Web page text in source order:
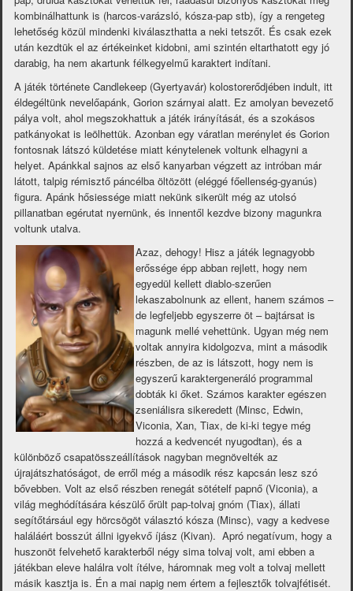
kombinálhattunk is (harcos-varázsló, kósza-pap stb), így a rengeteg
lehetőség közül mindenki kiválaszthatta a neki tetszőt. És csak ezek
után kezdtük el az értékeinket kidobni, ami szintén eltarthatott egy jó
darabig, ha nem akartunk félkegyelmű karaktert indítani.
A játék története Candlekeep (Gyertyavár) kolostorerődjében indult, itt
éldegéltünk nevelőapánk, Gorion szárnyai alatt. Ez amolyan bevezető
pálya volt, ahol megszokhattuk a játék irányítását, és a szokásos
patkányokat is leölhettük. Azonban egy váratlan merénylet és Gorion
fontosnak látszó küldetése miatt kénytelenek voltunk elhagyni a
helyet. Apánkkal sajnos az első kanyarban végzett az intróban már
látott, talpig rémisztő páncélba öltözött (eléggé főellenség-gyanús)
figura. Apánk hősiessége miatt nekünk sikerült még az utolsó
pillanatban egérutat nyernünk, és innentől kezdve bizony magunkra
voltunk utalva.
Azaz, dehogy! Hisz a játék legnagyobb
erőssége épp abban rejlett, hogy nem
egyedül kellett diablo-szerűen
lekaszabolnunk az ellent, hanem számos –
de legfeljebb egyszerre öt – bajtársat is
magunk mellé vehettünk. Ugyan még nem
voltak annyira kidolgozva, mint a második
részben, de az is látszott, hogy nem is
egyszerű karaktergeneráló programmal
dobták ki őket. Számos karakter egészen
zseniálisra sikeredett (Minsc, Edwin,
Viconia, Xan, Tiax, de ki-ki tegye még
hozzá a kedvencét nyugodtan), és a
különböző csapatösszeállítások nagyban megnövelték az
újrajátszhatóságot, de erről még a második rész kapcsán lesz szó
bővebben. Volt az első részben renegát sötételf papnő (Viconia), a
világ meghódítására készülő őrült pap-tolvaj gnóm (Tiax), állati
segítőtársául egy hörcsögöt választó kósza (Minsc), vagy a kedvese
haláláért bosszút állni igyekvő íjász (Kivan). Apró negatívum, hogy a
huszonöt felvehető karakterből négy sima tolvaj volt, ami ebben a
játékban eleve halálra volt ítélve, háromnak meg volt a tolvaj mellett
másik kasztja is. Én a mai napig nem értem a fejlesztők tolvajfétisét.